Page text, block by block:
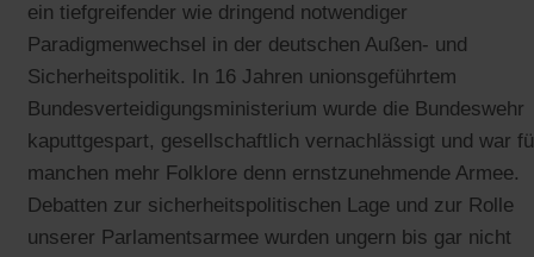
ein tiefgreifender wie dringend notwendiger
Paradigmenwechsel in der deutschen Außen- und
Sicherheitspolitik. In 16 Jahren unionsgeführtem
Bundesverteidigungsministerium wurde die Bundeswehr
kaputtgespart, gesellschaftlich vernachlässigt und war
manchen mehr Folklore denn ernstzunehmende Armee.
Debatten zur sicherheitspolitischen Lage und zur Rolle
unserer Parlamentsarmee wurden ungern bis gar nicht